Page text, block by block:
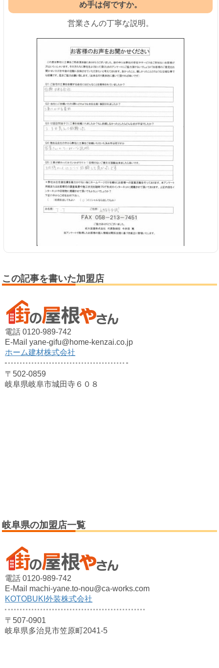
め手は何ですか。
営業さんの丁寧な説明。
この記事を書いた加盟店
電話 0120-989-742
E-Mail yane-gifu@home-kenzai.co.jp
ホーム建材株式会社
〒502-0859
岐阜県岐阜市城田寺６０８
岐阜県の加盟店一覧
電話 0120-989-742
E-Mail machi-yane.to-nou@ca-works.com
KOTOBUKI外装株式会社
〒507-0901
岐阜県多治見市笠原町2041-5